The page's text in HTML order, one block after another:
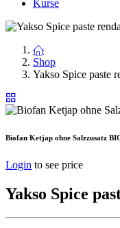
Kurse
Shop
Yakso Spice paste
Biofan Ketjap ohne Salzzusatz
Login to see price
Yakso Spice